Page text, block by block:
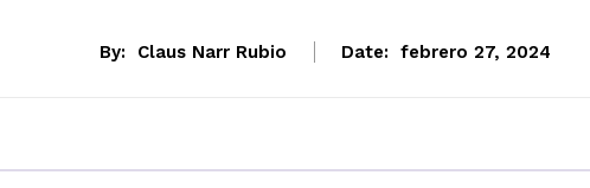
By: Claus Narr Rubio Date: febrero 27, 2024